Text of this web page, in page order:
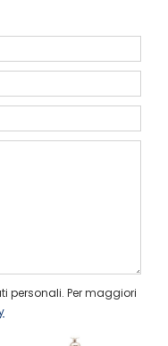
personali. Per maggiori